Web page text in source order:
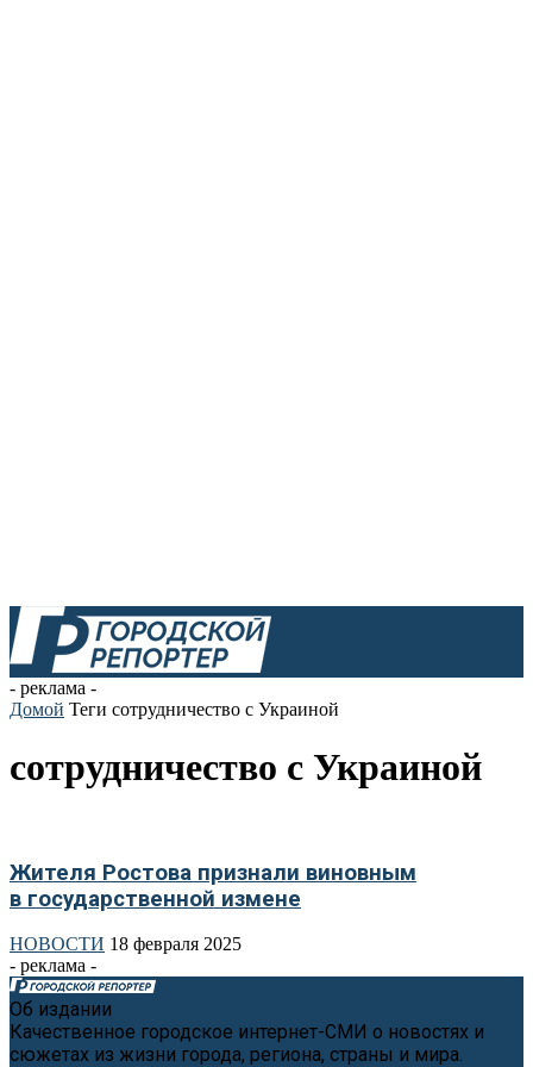
- реклама -
Домой Теги сотрудничество с Украиной
сотрудничество с Украиной
Жителя Ростова признали виновным
в государственной измене
НОВОСТИ 18 февраля 2025
- реклама -
Об издании
Качественное городское интернет-СМИ о новостях и
сюжетах из жизни города, региона, страны и мира.